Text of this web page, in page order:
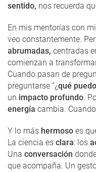
sentido, nos recuerda
En mis mentorías con
veo constantemente.
abrumadas, centradas
comienzan a
Cuando pasan de
preguntarse “¿qué
un impacto profundo.
energía cambia. Cuando
Y lo más hermoso es
La ciencia es clara: los
Una conversación
que acompaña. Un